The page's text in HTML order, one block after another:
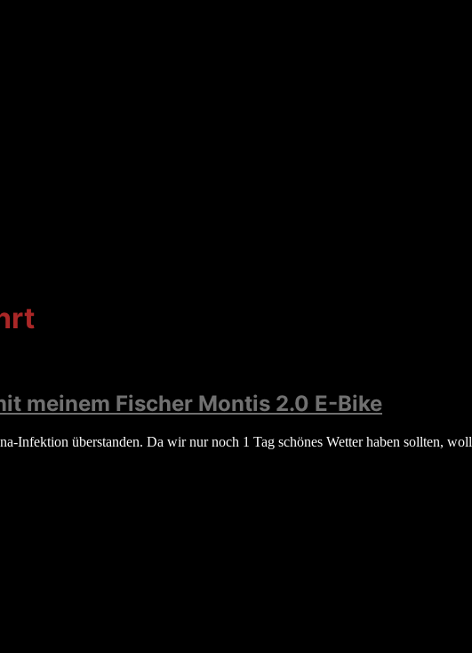
meinem Fischer Montis 2.0 E-Bike
Infektion überstanden. Da wir nur noch 1 Tag schönes Wetter haben sollten,